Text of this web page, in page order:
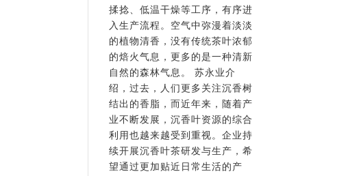
揉捻、低温干燥等工序，有序进
入生产流程。空气中弥漫着淡淡
的植物清香，没有传统茶叶浓郁
的焙火气息，更多的是一种清新
自然的森林气息。 苏永业介
绍，过去，人们更多关注沉香树
结出的香脂，而近年来，随着产
业不断发展，沉香叶资源的综合
利用也越来越受到重视。企业持
续开展沉香叶茶研发与生产，希
望通过更加贴近日常生活的产